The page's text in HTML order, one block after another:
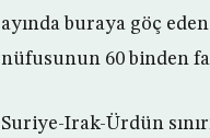
ayında buraya göç
nüfusunun 60 binden
Suriye-Irak-Ürdün